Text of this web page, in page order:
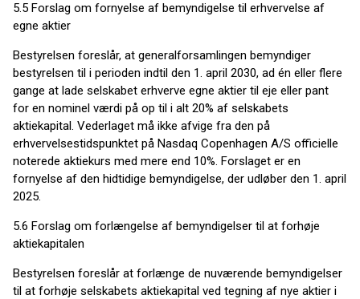
5.5 Forslag om fornyelse af bemyndigelse til erhvervelse af
egne aktier
Bestyrelsen foreslår, at generalforsamlingen bemyndiger
bestyrelsen til i perioden indtil den 1. april 2030, ad én eller flere
gange at lade selskabet erhverve egne aktier til eje eller pant
for en nominel værdi på op til i alt 20% af selskabets
aktiekapital. Vederlaget må ikke afvige fra den på
erhvervelsestidspunktet på Nasdaq Copenhagen A/S officielle
noterede aktiekurs med mere end 10%. Forslaget er en
fornyelse af den hidtidige bemyndigelse, der udløber den 1. april
2025.
5.6 Forslag om forlængelse af bemyndigelser til at forhøje
aktiekapitalen
Bestyrelsen foreslår at forlænge de nuværende bemyndigelser
til at forhøje selskabets aktiekapital ved tegning af nye aktier i